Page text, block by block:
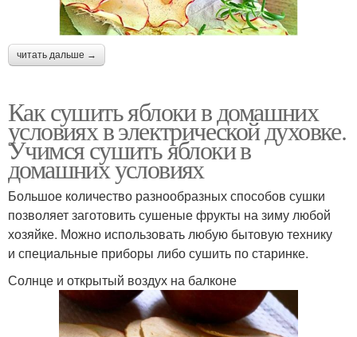
читать дальше →
Как сушить яблоки в домашних
условиях в электрической духовке.
Учимся сушить яблоки в
домашних условиях
Большое количество разнообразных способов сушки
позволяет заготовить сушеные фрукты на зиму любой
хозяйке. Можно использовать любую бытовую технику
и специальные приборы либо сушить по старинке.
Солнце и открытый воздух на балконе